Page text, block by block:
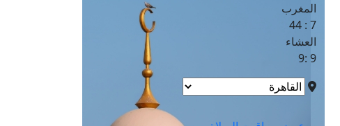
المغرب
7 : 44
العشاء
9 :9